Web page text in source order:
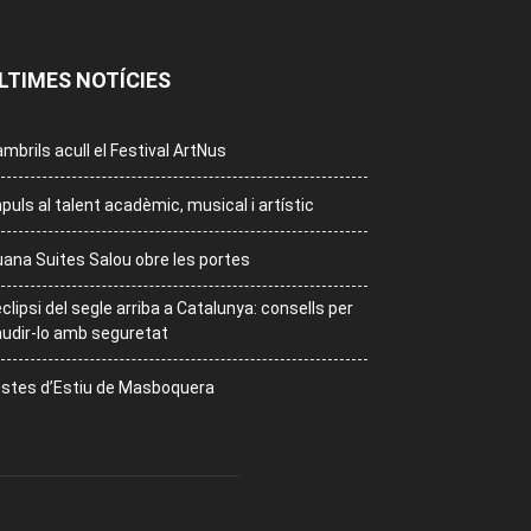
NOTÍCIES
acull el Festival ArtNus
al talent acadèmic, musical i artístic
Suites Salou obre les portes
del segle arriba a Catalunya: consells per
lo amb seguretat
d’Estiu de Masboquera